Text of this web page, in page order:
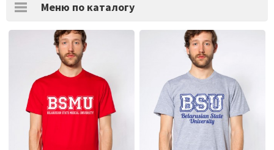
Меню по каталогу